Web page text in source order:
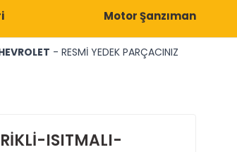
Motor Şanzıman
- RESMİ YEDEK PARÇACINIZ
ISITMALI-